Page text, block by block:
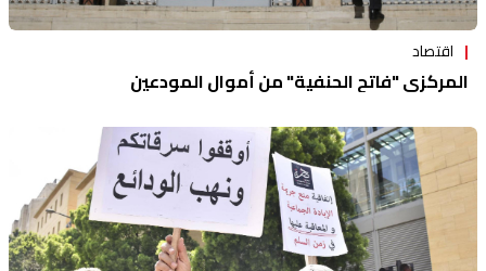
اقتصاد
المركزي "فاتح الحنفية" من أموال المودعين